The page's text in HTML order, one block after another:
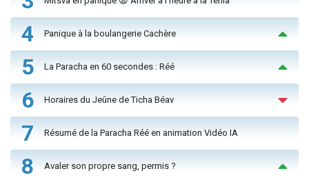
4 Panique à la boulangerie Cachère
5 La Paracha en 60 secondes : Réé
6 Horaires du Jeûne de Ticha Béav
7 Résumé de la Paracha Réé en animation Vidéo IA
8 Avaler son propre sang, permis ?